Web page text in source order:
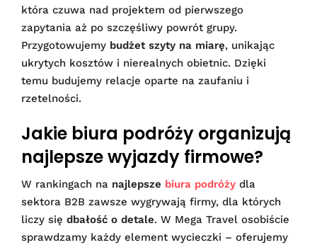
która czuwa nad projektem od pierwszego
zapytania aż po szczęśliwy powrót grupy.
Przygotowujemy budżet szyty na miarę, unikając
ukrytych kosztów i nierealnych obietnic. Dzięki
temu budujemy relacje oparte na zaufaniu i
rzetelności.
Jakie biura podróży organizują
najlepsze wyjazdy firmowe?
W rankingach na najlepsze biura podróży dla
sektora B2B zawsze wygrywają firmy, dla których
liczy się dbałość o detale. W Mega Travel osobiście
sprawdzamy każdy element wycieczki – oferujemy